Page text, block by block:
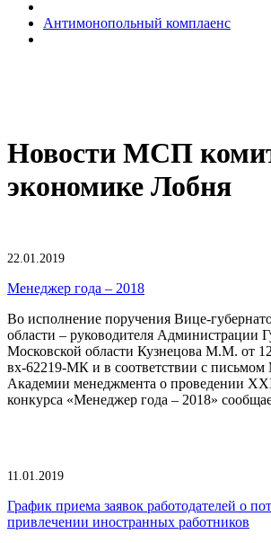
Антимонопольный комплаенс
Новости МСП
экономике Лобня
22.01.2019
Менеджер года – 2018
Во исполнение поручения Вице-
области – руководителя Администрации
Московской области Кузнецова М.М. от
вх-62219-МК и в соответствии с
Академии менеджмента о проведении
конкурса «Менеджер года – 2018»
11.01.2019
График приема заявок работодателей о
привлечении иностранных работников